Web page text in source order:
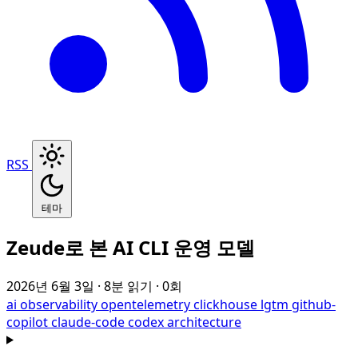
RSS
테마
Zeude로 본 AI CLI 운영 모델
2026년 6월 3일 · 8분 읽기 · 0회
ai observabilityopentelemetryclickhouse lgtm github-
copilotclaude-codecodexarchitecture